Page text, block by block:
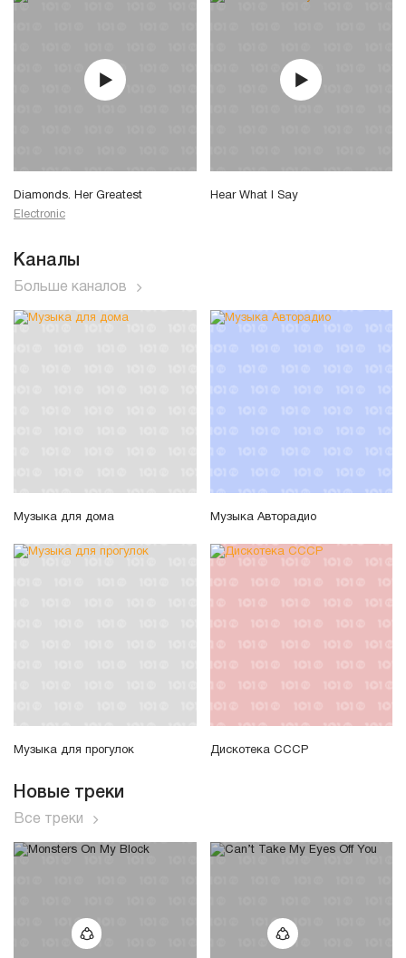
Diamonds. Her Greatest
Electronic
Hear What I Say
Каналы
Больше каналов
Музыка для дома Музыка Авторадио
Музыка для прогулок Дискотека СССР
Новые треки
Все треки